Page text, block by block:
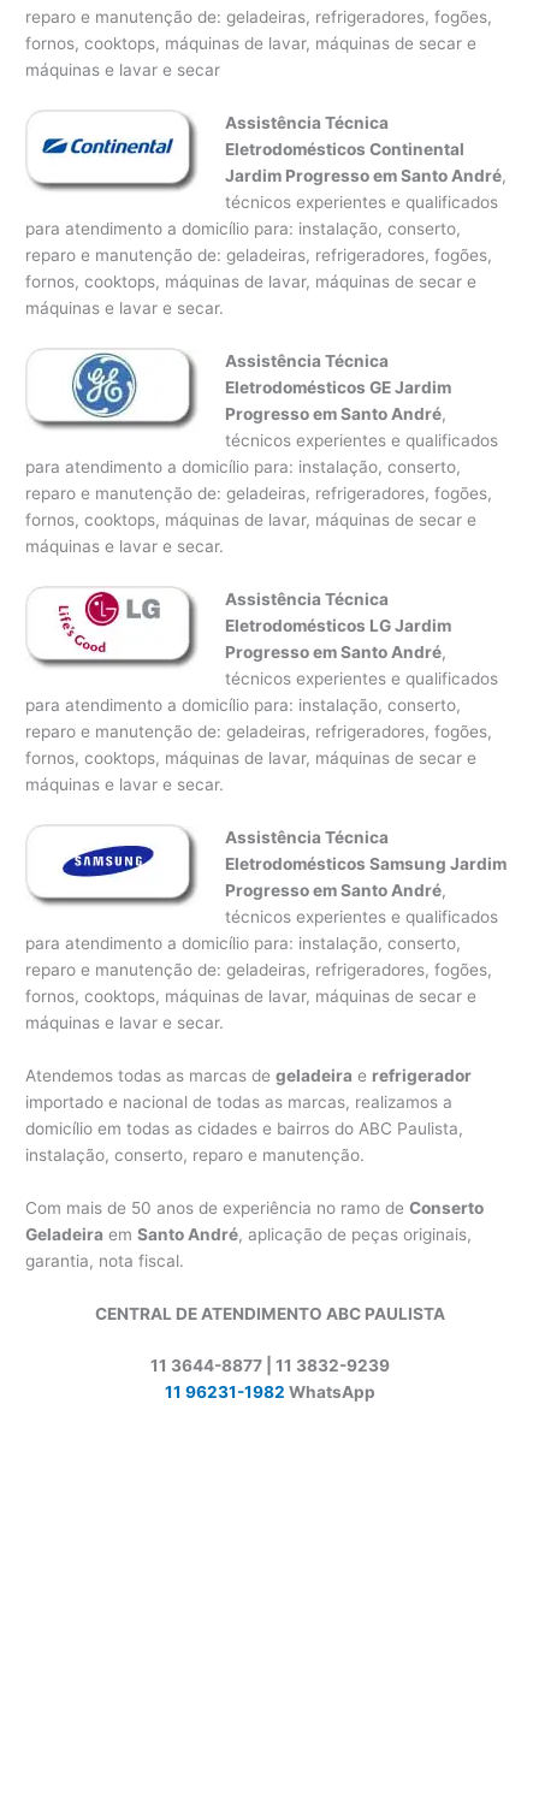
reparo e manutenção de: geladeiras, refrigeradores, fogões,
fornos, cooktops, máquinas de lavar, máquinas de secar e
máquinas e lavar e secar
Assistência Técnica
Eletrodomésticos Continental
Jardim Progresso em Santo André,
técnicos experientes e qualificados
para atendimento a domicílio para: instalação, conserto,
reparo e manutenção de: geladeiras, refrigeradores, fogões,
fornos, cooktops, máquinas de lavar, máquinas de secar e
máquinas e lavar e secar.
Assistência Técnica
Eletrodomésticos GE Jardim
Progresso em Santo André,
técnicos experientes e qualificados
para atendimento a domicílio para: instalação, conserto,
reparo e manutenção de: geladeiras, refrigeradores, fogões,
fornos, cooktops, máquinas de lavar, máquinas de secar e
máquinas e lavar e secar.
Assistência Técnica
Eletrodomésticos LG Jardim
Progresso em Santo André,
técnicos experientes e qualificados
para atendimento a domicílio para: instalação, conserto,
reparo e manutenção de: geladeiras, refrigeradores, fogões,
fornos, cooktops, máquinas de lavar, máquinas de secar e
máquinas e lavar e secar.
Assistência Técnica
Eletrodomésticos Samsung Jardim
Progresso em Santo André,
técnicos experientes e qualificados
para atendimento a domicílio para: instalação, conserto,
reparo e manutenção de: geladeiras, refrigeradores, fogões,
fornos, cooktops, máquinas de lavar, máquinas de secar e
máquinas e lavar e secar.
Atendemos todas as marcas degeladeira e refrigerador
importado e nacional de todas as marcas, realizamos a
domicílio em todas as cidades e bairros do ABC Paulista,
instalação, conserto, reparo e manutenção.
Com mais de 50 anos de experiência no ramo deConserto
Geladeira emSanto André, aplicação de peças originais,
garantia, nota fiscal.
CENTRAL DE ATENDIMENTO ABC PAULISTA
11 3644-8877 | 11 3832-9239
11 96231-1982 WhatsApp